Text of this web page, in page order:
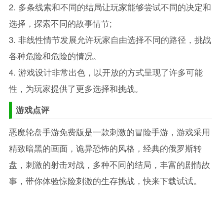
2. 多条线索和不同的结局让玩家能够尝试不同的决定和
选择，探索不同的故事情节;
3. 非线性情节发展允许玩家自由选择不同的路径，挑战
各种危险和危险的情况。
4. 游戏设计非常出色，以开放的方式呈现了许多可能
性，为玩家提供了更多选择和挑战。
游戏点评
恶魔轮盘手游免费版是一款刺激的冒险手游，游戏采用
精致暗黑的画面，诡异恐怖的风格，经典的俄罗斯转
盘，刺激的射击对战，多种不同的结局，丰富的剧情故
事，带你体验惊险刺激的生存挑战，快来下载试试。